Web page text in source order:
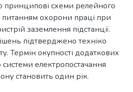
принципові схеми релейного
питанням охорони праці при
заземлення підстанції.
підтверджено техніко
Термін окупності додаткових
електропостачання
становить один рік.